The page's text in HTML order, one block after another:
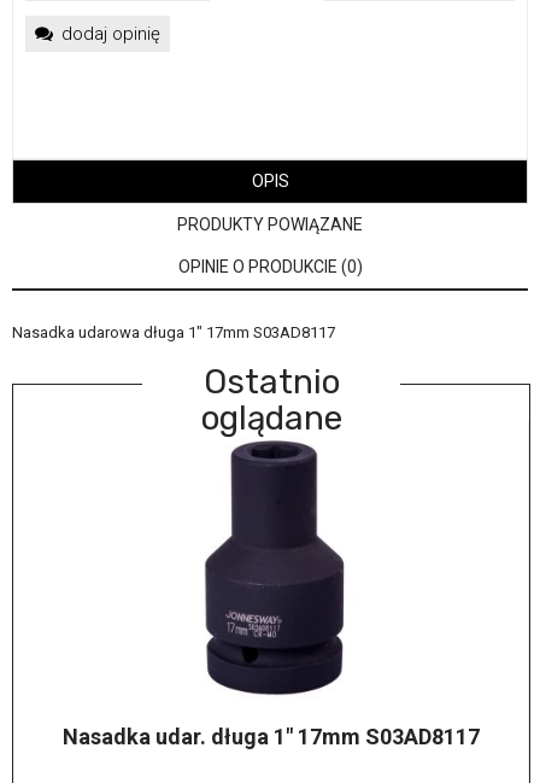
dodaj opinię
OPIS
PRODUKTY POWIĄZANE
OPINIE O PRODUKCIE (0)
Nasadka udarowa długa 1" 17mm S03AD8117
Ostatnio
oglądane
Nasadka udar. długa 1" 17mm S03AD8117